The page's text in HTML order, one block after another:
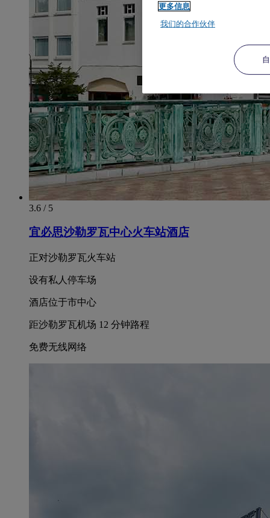
3.6 / 5
宜必思沙勒罗瓦中心火车站酒店
正对沙勒罗瓦火车站
设有私人停车场
酒店位于市中心
距沙勒罗瓦机场 12 分钟路程
免费无线网络
更多信息
我们的合作伙伴